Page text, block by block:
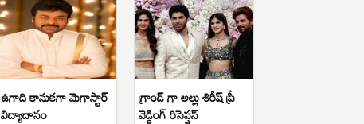
ఉగాది కానుకగా మెగాస్టార్
విద్యాదానం
గ్రాండ్ గా అల్లు శిరీష్ ప్రీ
వెడ్డింగ్ రిసెప్షన్